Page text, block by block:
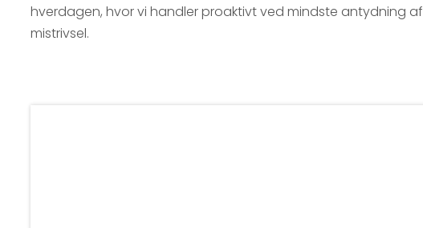
hverdagen, hvor vi handler proaktivt ved mindste antydning af
mistrivsel.